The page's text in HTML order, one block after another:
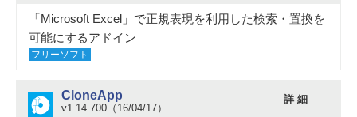
「Microsoft Excel」で正規表現を利用した検索・置換を
可能にするアドイン
フリーソフト
CloneApp
v1.14.700（16/04/17）
詳 細